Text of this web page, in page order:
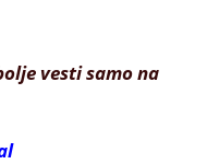
vesti samo na